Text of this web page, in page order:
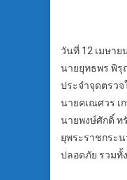
วันที่ 12 เมษาย
นายยุทธพร พิรุ
ประจำจุดตรว
นายคเณศวร เ
นายพงษ์ศักดิ์ ท
ยุพระราชกระ
ปลอดภัย รวมทั้